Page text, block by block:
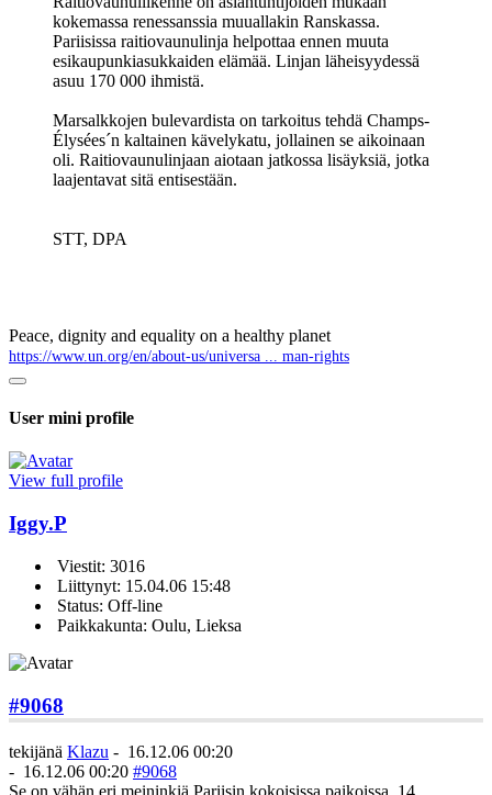
kokemassa renessanssia muuallakin Ranskassa.
Pariisissa raitiovaunulinja helpottaa ennen muuta
esikaupunkiasukkaiden elämää. Linjan läheisyydessä
asuu 170 000 ihmistä.
Marsalkkojen bulevardista on tarkoitus tehdä Champs-
Élysées´n kaltainen kävelykatu, jollainen se aikoinaan
oli. Raitiovaunulinjaan aiotaan jatkossa lisäyksiä, jotka
laajentavat sitä entisestään.
STT, DPA
Peace, dignity and equality on a healthy planet
https://www.un.org/en/about-us/universa ... man-rights
User mini profile
View full profile
Iggy.P
Viestit: 3016
Liittynyt: 15.04.06 15:48
Status: Off-line
Paikkakunta: Oulu, Lieksa
#9068
tekijänä Klazu - 16.12.06 00:20
- 16.12.06 00:20 #9068